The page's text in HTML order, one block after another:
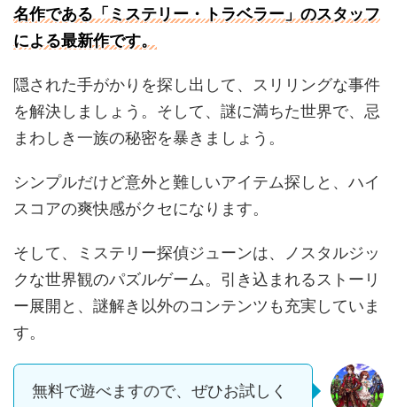
名作である「ミステリー・トラベラー」のスタッフ
による最新作です。
隠された手がかりを探し出して、スリリングな事件
を解決しましょう。そして、謎に満ちた世界で、忌
まわしき一族の秘密を暴きましょう。
シンプルだけど意外と難しいアイテム探しと、ハイ
スコアの爽快感がクセになります。
そして、ミステリー探偵ジューンは、ノスタルジッ
クな世界観のパズルゲーム。引き込まれるストーリ
ー展開と、謎解き以外のコンテンツも充実していま
す。
無料で遊べますので、ぜひお試しく